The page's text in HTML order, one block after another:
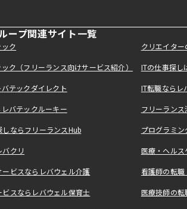
ープ関連サイト一覧
ク クリエイタ
ク（フリーランス向けサービス紹介） ITの仕事探
テックダイレクト IT転職なら
バテックルーキー フリーラン
ならフリーランスHub プログラミ
バクリ 医療・ヘル
ビスならレバウェル介護 看護師の転
スならレバウェル保育士 医療技師の